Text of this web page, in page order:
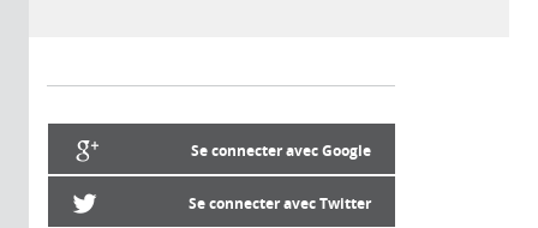
Se connecter avec Google
Se connecter avec Twitter